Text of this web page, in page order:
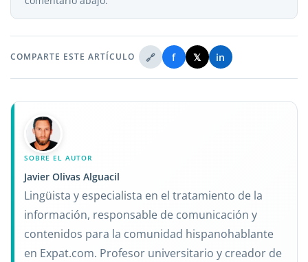
COMPARTE ESTE ARTÍCULO 🔗 f 𝕏 in
SOBRE EL AUTOR
Javier Olivas Alguacil
Lingüista y especialista en el tratamiento de la
información, responsable de comunicación y
contenidos para la comunidad hispanohablante
en Expat.com. Profesor universitario y creador de